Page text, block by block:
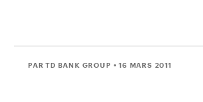
PAR TD BANK GROUP • 16 MARS 2011